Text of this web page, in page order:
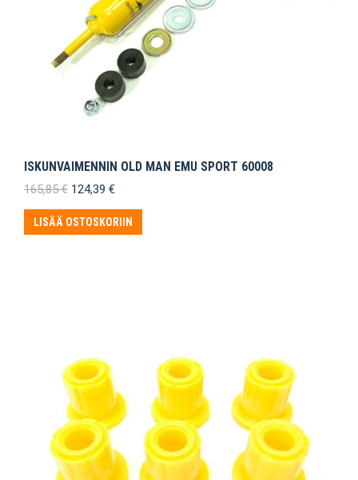
ISKUNVAIMENNIN OLD MAN EMU SPORT 60008
165,85€ Alkuperäinen
oli:
165,85 €.
124,39 €Nykyinen
on:
124,39 €.
LISÄÄ OSTOSKORIIN